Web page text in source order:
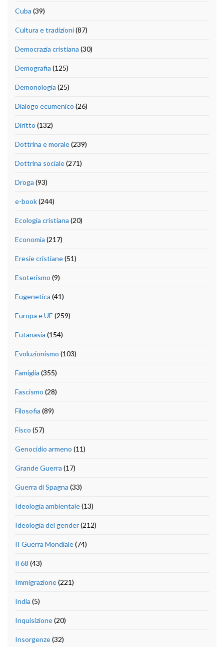
Cuba (39)
Cultura e tradizioni(87)
Democrazia cristiana (30)
Demografia (125)
Demonologia (25)
Dialogo ecumenico (26)
Diritto (132)
Dottrina e morale(239)
Dottrina sociale(271)
Droga (93)
e-book(244)
Ecologia cristiana (20)
Economia (217)
Eresie cristiane(51)
Esoterismo (9)
Eugenetica (41)
Europa e UE (259)
Eutanasia (154)
Evoluzionismo (103)
Famiglia (355)
Fascismo (28)
Filosofia (89)
Fisco (57)
Genocidio armeno (11)
Grande Guerra (17)
Guerra di Spagna (33)
Ideologia ambientale(13)
Ideologia del gender(212)
II Guerra Mondiale(74)
Il 68 (43)
Immigrazione(221)
India (5)
Inquisizione(20)
Insorgenze(32)